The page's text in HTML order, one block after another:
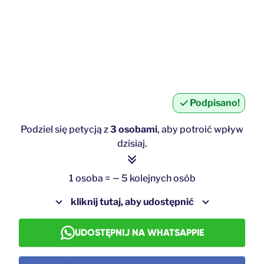
Podpisano!
Podziel się petycją z3 osobami, aby potroić wpływ
dzisiaj.
1 osoba = ∼ 5 kolejnych osób
kliknij tutaj, aby udostępnić
UDOSTĘPNIJ NA WHATSAPPIE